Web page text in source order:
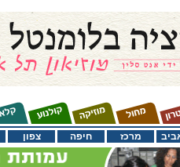
צפון חיפה מרכז